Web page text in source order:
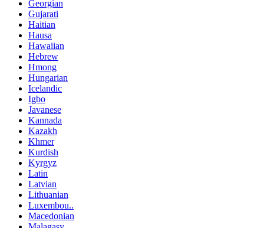
Georgian
Gujarati
Haitian
Hausa
Hawaiian
Hebrew
Hmong
Hungarian
Icelandic
Igbo
Javanese
Kannada
Kazakh
Khmer
Kurdish
Kyrgyz
Latin
Latvian
Lithuanian
Luxembou..
Macedonian